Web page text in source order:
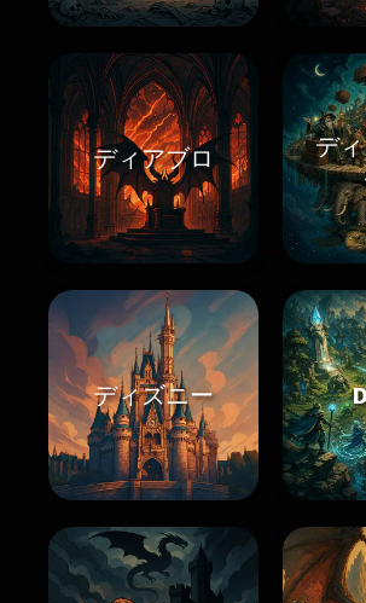
ディアブロ
デ
ディズニー